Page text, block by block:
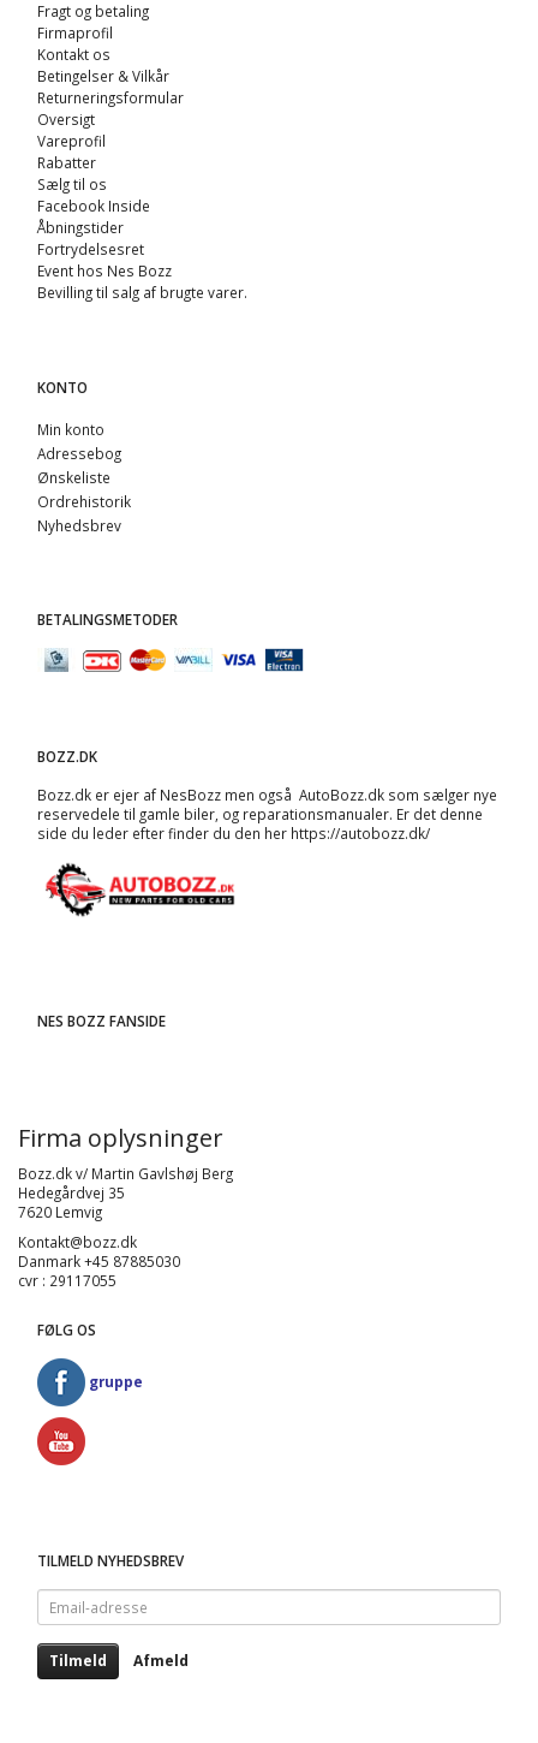
Fragt og betaling
Firmaprofil
Kontakt os
Betingelser & Vilkår
Returneringsformular
Oversigt
Vareprofil
Rabatter
Sælg til os
Facebook Inside
Åbningstider
Fortrydelsesret
Event hos Nes Bozz
Bevilling til salg af brugte varer.
KONTO
Min konto
Adressebog
Ønskeliste
Ordrehistorik
Nyhedsbrev
BETALINGSMETODER
BOZZ.DK
Bozz.dk er ejer af NesBozz men også AutoBozz.dk som sælger nye
reservedele til gamle biler, og reparationsmanualer. Er det denne
side du leder efter finder du den her https://autobozz.dk/
NES BOZZ FANSIDE
Firma oplysninger
Bozz.dk v/ Martin Gavlshøj Berg
Hedegårdvej 35
7620 Lemvig
Kontakt@bozz.dk
Danmark +45 87885030
cvr : 29117055
FØLG OS
gruppe
TILMELD NYHEDSBREV
Email-
adresse
Tilmeld Afmeld